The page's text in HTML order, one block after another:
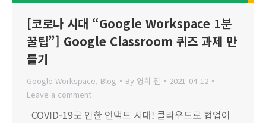
[코로나 시대 “Google Workspace 1분
꿀팁”] Google Classroom 퀴즈 과제 만
들기
Google Workspace, Blog By 영희 진
2021-04-12
Leave a comment
COVID-19로 인한 언택트 시대! 클라우드로 협업이